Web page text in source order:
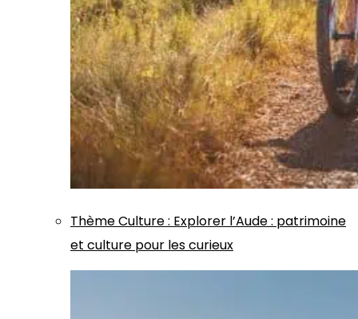
ThèmeCulture: Explorer l’Aude : patrimoine
et culture pour les curieux